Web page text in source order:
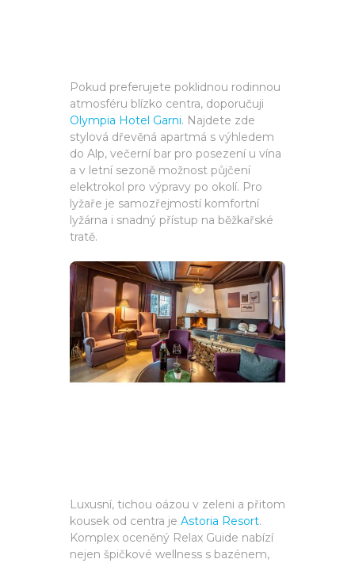
Pokud preferujete poklidnou rodinnou
atmosféru blízko centra, doporučuji
Olympia Hotel Garni. Najdete zde
stylová dřevěná apartmá s výhledem
do Alp, večerní bar pro posezení u vína
a v letní sezoně možnost půjčení
elektrokol pro výpravy po okolí. Pro
lyžaře je samozřejmostí komfortní
lyžárna i snadný přístup na běžkařské
tratě.
Luxusní, tichou oázou v zeleni a přitom
kousek od centra je Astoria Resort.
Komplex oceněný Relax Guide nabízí
nejen špičkové wellness s bazénem,